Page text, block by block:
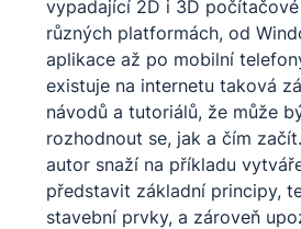
vypadající 2D i 3D
různých platformách, od
aplikace až po mobilní
existuje na internetu taková
návodů a tutoriálů, že může
rozhodnout se, jak a čím
autor snaží na příkladu
představit základní principy,
stavební prvky, a zároveň